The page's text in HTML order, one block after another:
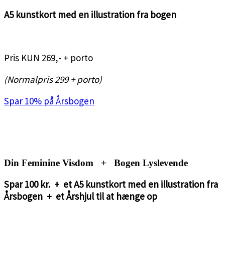
A5 kunstkort med en illustration fra bogen
Pris KUN 269,- + porto
(Normalpris 299 + porto)
Spar 10% på Årsbogen
Din Feminine Visdom + Bogen Lyslevende
Spar 100 kr. + et A5 kunstkort med en illustration fra
Årsbogen + et Årshjul til at hænge op